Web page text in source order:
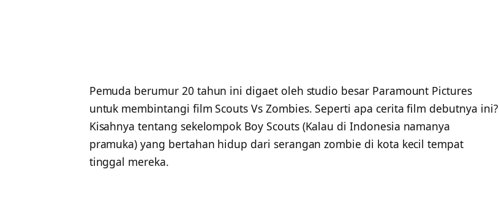
Pemuda berumur 20 tahun ini digaet oleh studio besar Paramount Pictures
untuk membintangi film Scouts Vs Zombies. Seperti apa cerita film debutnya ini?
Kisahnya tentang sekelompok Boy Scouts (Kalau di Indonesia namanya
pramuka) yang bertahan hidup dari serangan zombie di kota kecil tempat
tinggal mereka.